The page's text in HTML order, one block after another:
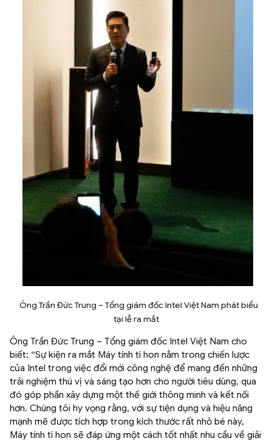
Ông Trần Đức Trung – Tổng giám đốc Intel Việt Nam phát biểu
tại lễ ra mắt
Ông Trần Đức Trung – Tổng giám đốc Intel Việt Nam cho
biết: “Sự kiện ra mắt Máy tính tí hon nằm trong chiến lược
của Intel trong việc đổi mới công nghệ để mang đến những
trải nghiệm thú vị và sáng tạo hơn cho người tiêu dùng, qua
đó góp phần xây dựng một thế giới thông minh và kết nối
hơn. Chúng tôi hy vọng rằng, với sự tiện dụng và hiệu năng
mạnh mẽ được tích hợp trong kích thước rất nhỏ bé này,
Máy tính tí hon sẽ đáp ứng một cách tốt nhất nhu cầu về giải